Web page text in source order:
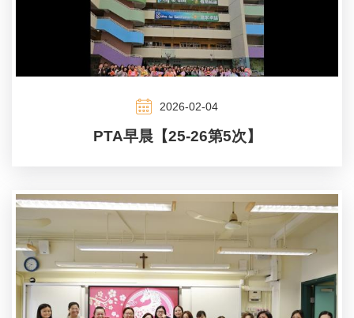
2026-02-04
PTA早晨【25-26第5次】